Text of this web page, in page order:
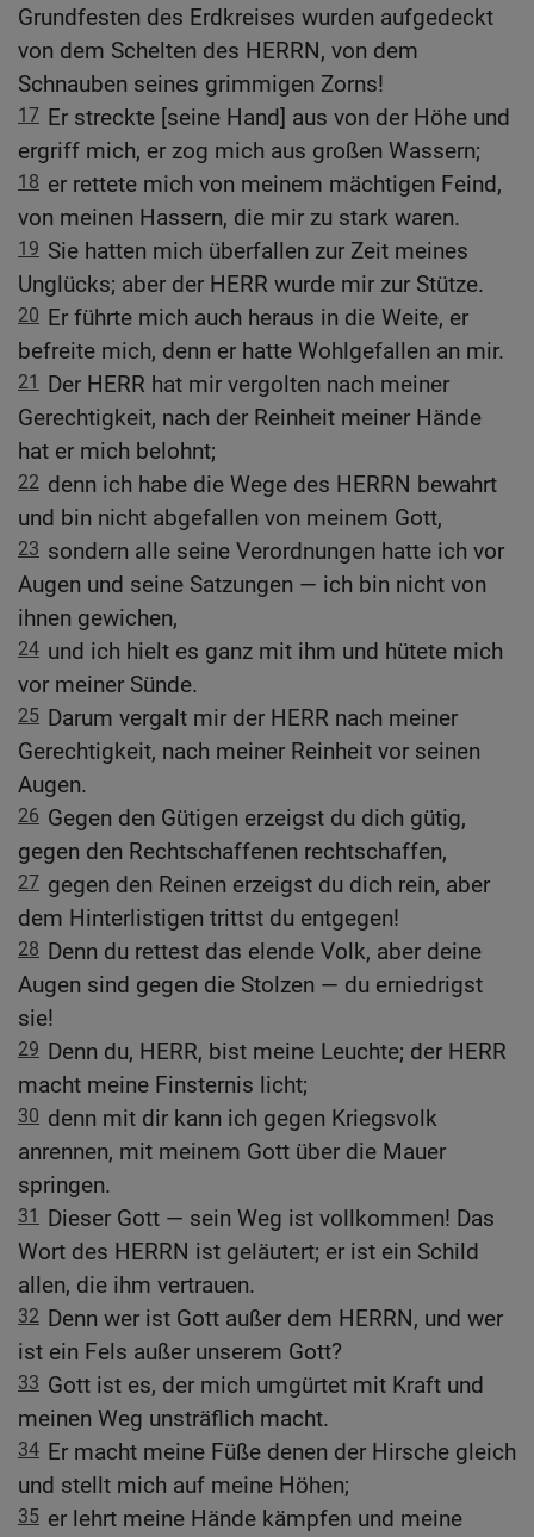
Grundfesten des Erdkreises wurden aufgedeckt
von dem Schelten des HERRN, von dem
Schnauben seines grimmigen Zorns!
17 Er streckte [seine Hand] aus von der Höhe und
ergriff mich, er zog mich aus großen Wassern;
18 er rettete mich von meinem mächtigen Feind,
von meinen Hassern, die mir zu stark waren.
19 Sie hatten mich überfallen zur Zeit meines
Unglücks; aber der HERR wurde mir zur Stütze.
20 Er führte mich auch heraus in die Weite, er
befreite mich, denn er hatte Wohlgefallen an mir.
21
Der HERR hat mir vergolten nach meiner
Gerechtigkeit, nach der Reinheit meiner Hände
hat er mich belohnt;
22 denn ich habe die Wege des HERRN bewahrt
und bin nicht abgefallen von meinem Gott,
23 sondern alle seine Verordnungen hatte ich vor
Augen und seine Satzungen — ich bin nicht von
ihnen gewichen,
24 und ich hielt es ganz mit ihm und hütete mich
vor meiner Sünde.
25 Darum vergalt mir der HERR nach meiner
Gerechtigkeit, nach meiner Reinheit vor seinen
Augen.
26 Gegen den Gütigen erzeigst du dich gütig,
gegen den Rechtschaffenen rechtschaffen,
27 gegen den Reinen erzeigst du dich rein, aber
dem Hinterlistigen trittst du entgegen!
28 Denn du rettest das elende Volk, aber deine
Augen sind gegen die Stolzen — du erniedrigst
sie!
29 Denn du, HERR, bist meine Leuchte; der HERR
macht meine Finsternis licht;
30 denn mit dir kann ich gegen Kriegsvolk
anrennen, mit meinem Gott über die Mauer
springen.
31
Dieser Gott — sein Weg ist vollkommen! Das
Wort des HERRN ist geläutert; er ist ein Schild
allen, die ihm vertrauen.
32 Denn wer ist Gott außer dem HERRN, und wer
ist ein Fels außer unserem Gott?
33 Gott ist es, der mich umgürtet mit Kraft und
meinen Weg unsträflich macht.
34 Er macht meine Füße denen der Hirsche gleich
und stellt mich auf meine Höhen;
35 er lehrt meine Hände kämpfen und meine